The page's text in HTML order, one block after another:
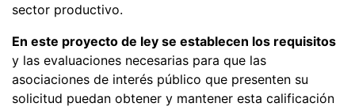
sector productivo.
En este proyecto de ley se establecen los requisitos
y las evaluaciones necesarias para que las
asociaciones de interés público que presenten su
solicitud puedan obtener y mantener esta calificación